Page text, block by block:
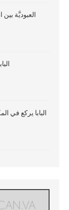
العبوديَّة
البابا يركع في